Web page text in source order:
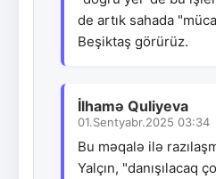
de artık sahada
Beşiktaş görürüz.
İlhamə Quliyeva
01.Sentyabr.2025 03:34
Bu məqalə ilə
Yalçın, "danışılacaq